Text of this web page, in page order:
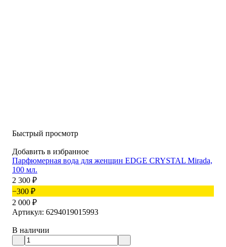
Быстрый просмотр
Добавить в избранное
Парфюмерная вода для женщин EDGE CRYSTAL Mirada,
100 мл.
2 300 ₽
−300 ₽
2 000 ₽
Артикул: 6294019015993
В наличии